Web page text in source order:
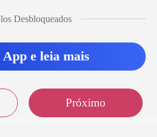
Desbloqueados
e leia mais
Próximo